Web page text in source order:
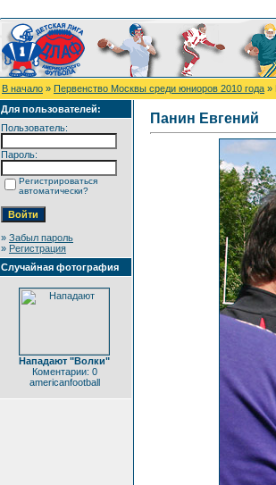
В начало » Первенство Москвы среди юниоров 2010 года »
Для пользователей:
Пользователь:
Пароль:
Регистрироваться
автоматически?
» Забыл пароль
» Регистрация
Случайная фотография
Нападают "Волки"
Коментарии: 0
americanfootball
Панин Евгений